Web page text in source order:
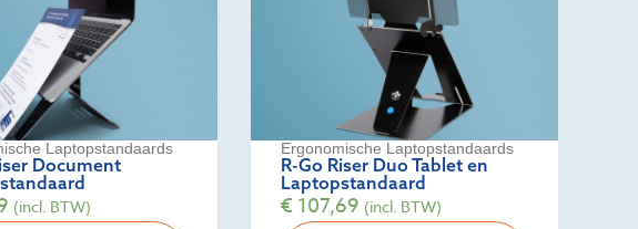
Laptopstandaards
Document
(incl. BTW)
Ergonomische Laptopstandaards
R-Go Riser Duo Tablet en
Laptopstandaard
€107,69 (incl. BTW)